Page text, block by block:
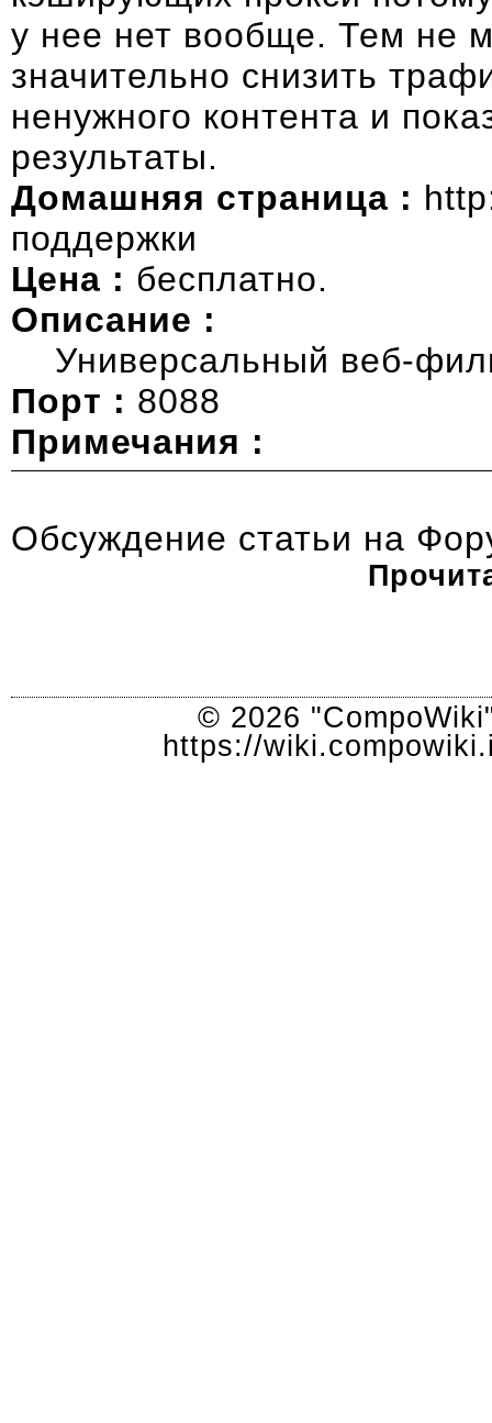
у нее нет вообще. Тем не
значительно снизить
ненужного контента и
результаты.
Домашняя страница :
поддержки
Цена : бесплатно.
Описание :
Универсальный веб-
Порт : 8088
Примечания :
Обсуждение статьи на
© 2026
https://